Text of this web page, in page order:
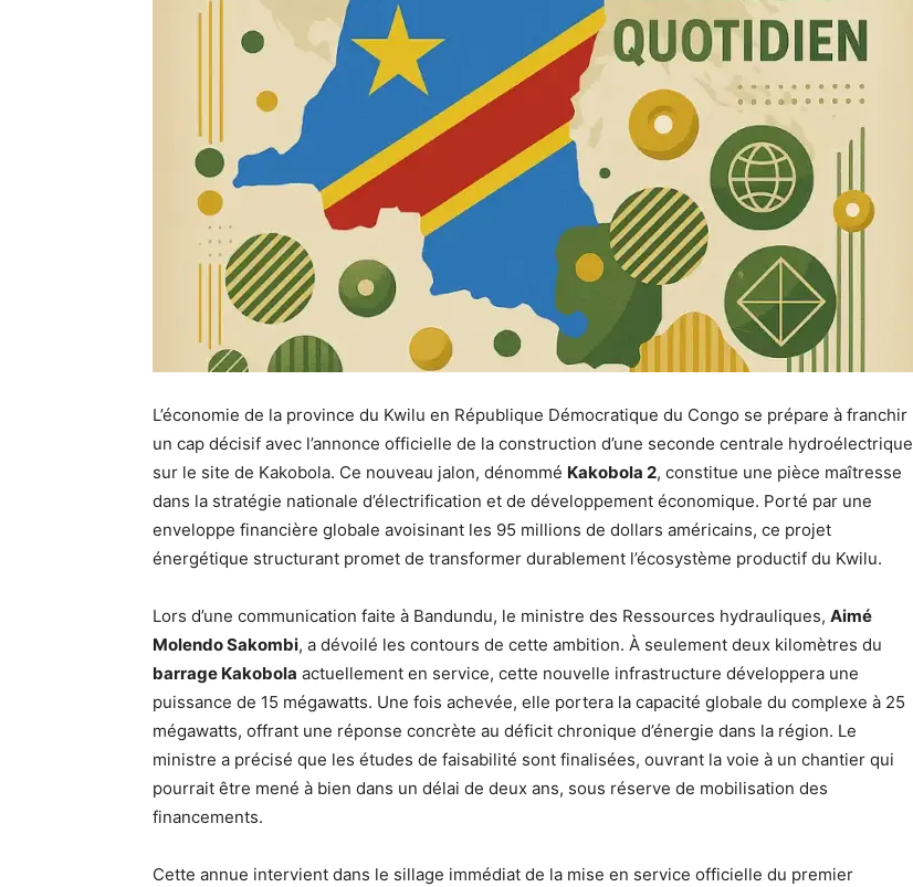
L’économie de la province du Kwilu en République Démocratique du Congo se prépare à franchir
un cap décisif avec l’annonce officielle de la construction d’une seconde centrale hydroélectrique
sur le site de Kakobola. Ce nouveau jalon, dénommé Kakobola 2, constitue une pièce maîtresse
dans la stratégie nationale d’électrification et de développement économique. Porté par une
enveloppe financière globale avoisinant les 95 millions de dollars américains, ce projet
énergétique structurant promet de transformer durablement l’écosystème productif du Kwilu.
Lors d’une communication faite à Bandundu, le ministre des Ressources hydrauliques, Aimé
Molendo Sakombi, a dévoilé les contours de cette ambition. À seulement deux kilomètres du
barrage Kakobola actuellement en service, cette nouvelle infrastructure développera une
puissance de 15 mégawatts. Une fois achevée, elle portera la capacité globale du complexe à 25
mégawatts, offrant une réponse concrète au déficit chronique d’énergie dans la région. Le
ministre a précisé que les études de faisabilité sont finalisées, ouvrant la voie à un chantier qui
pourrait être mené à bien dans un délai de deux ans, sous réserve de mobilisation des
financements.
Cette annue intervient dans le sillage immédiat de la mise en service officielle du premier